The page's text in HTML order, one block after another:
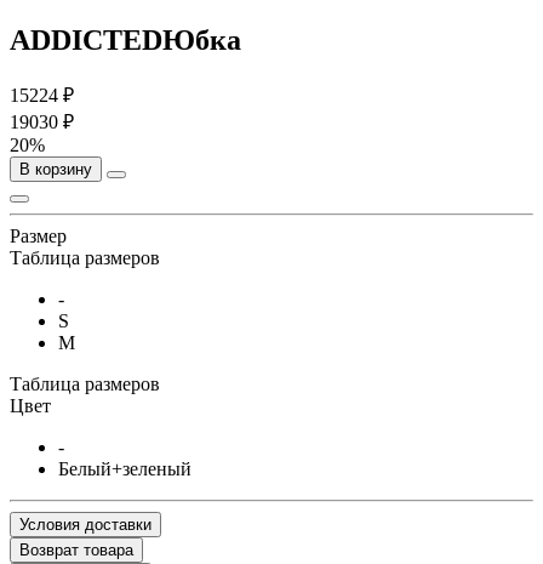
ADDICTEDЮбка
15224 ₽
19030 ₽
20%
В корзину
Размер
Таблица размеров
-
S
M
Таблица размеров
Цвет
-
Белый+зеленый
Условия доставки
Возврат товара